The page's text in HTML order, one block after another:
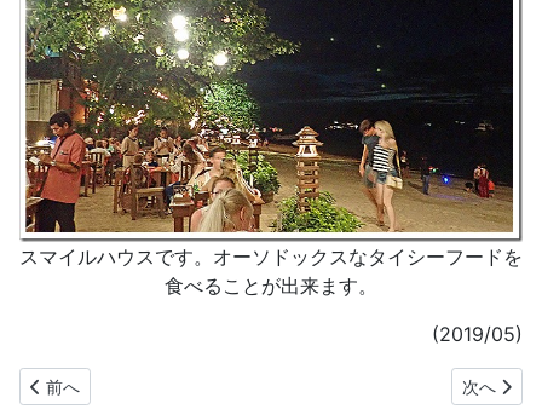
スマイルハウスです。オーソドックスなタイシーフードを
食べることが出来ます。
(2019/05)
前の記事へ: ボプットビーチのお勧めホテル＆レストラン(スマイル
前へ 次の記事
次へ